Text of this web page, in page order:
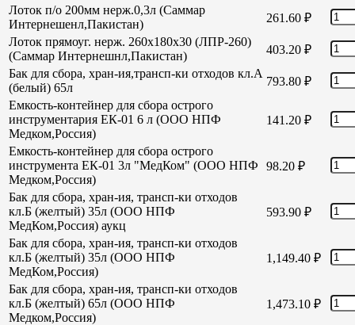
Лоток п/о 200мм нерж.0,3л (Саммар
Интернешенл,Пакистан)
261.60 ₽
Лоток прямоуг. нерж. 260х180х30 (ЛПР-260)
(Саммар Интернешнл,Пакистан)
403.20 ₽
Бак для сбора, хран-ия,трансп-ки отходов кл.А
(белый) 65л
793.80 ₽
Емкость-контейнер для сбора острого
инструментария ЕК-01 6 л (ООО НПФ
Медком,Россия)
141.20 ₽
Емкость-контейнер для сбора острого
инструмента ЕК-01 3л "МедКом" (ООО НПФ
Медком,Россия)
98.20 ₽
Бак для сбора, хран-ия, трансп-ки отходов
кл.Б (желтый) 35л (ООО НПФ
МедКом,Россия) аукц
593.90 ₽
Бак для сбора, хран-ия, трансп-ки отходов
кл.Б (желтый) 35л (ООО НПФ
МедКом,Россия)
1,149.40 ₽
Бак для сбора, хран-ия, трансп-ки отходов
кл.Б (желтый) 65л (ООО НПФ
Медком,Россия)
1,473.10 ₽